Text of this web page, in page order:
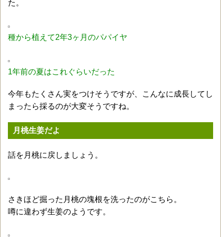
た。
種から植えて2年3ヶ月のパパイヤ
1年前の夏はこれぐらいだった
今年もたくさん実をつけそうですが、こんなに成長してし
まったら採るのが大変そうですね。
月桃生姜だよ
話を月桃に戻しましょう。
さきほど掘った月桃の塊根を洗ったのがこちら。
噂に違わず生姜のようです。